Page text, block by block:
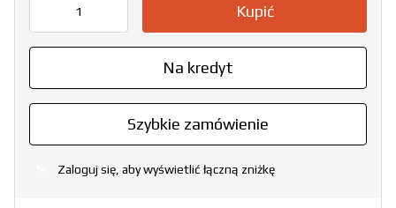
Kupić
Na kredyt
Szybkie zamówienie
Zaloguj się, aby wyświetlić łączną zniżkę